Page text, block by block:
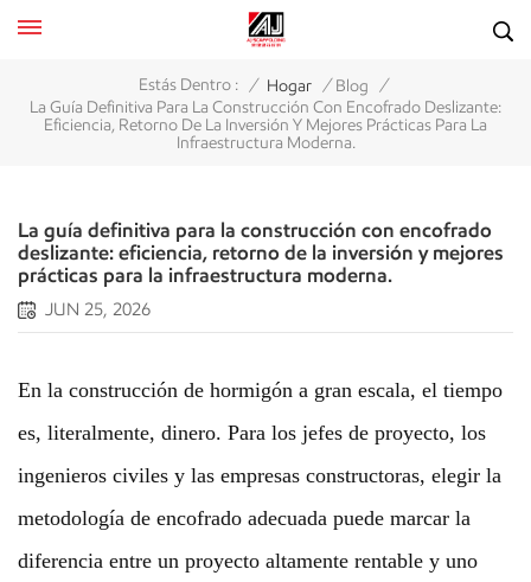
Estás Dentro : / Hogar / Blog /
La Guía Definitiva Para La Construcción Con Encofrado Deslizante:
Eficiencia, Retorno De La Inversión Y Mejores Prácticas Para La
Infraestructura Moderna.
La guía definitiva para la construcción con encofrado
deslizante: eficiencia, retorno de la inversión y mejores
prácticas para la infraestructura moderna.
JUN 25, 2026
En la construcción de hormigón a gran escala, el tiempo
es, literalmente, dinero. Para los jefes de proyecto, los
ingenieros civiles y las empresas constructoras, elegir la
metodología de encofrado adecuada puede marcar la
diferencia entre un proyecto altamente rentable y uno